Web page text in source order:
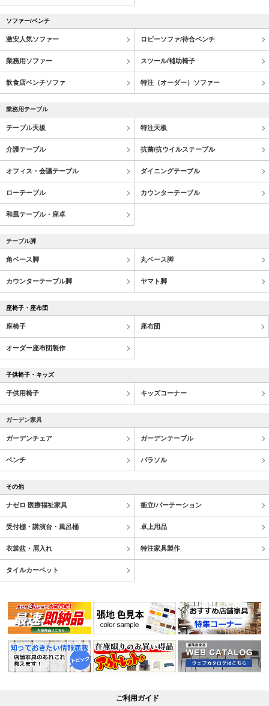
ソファー/ベンチ
激安人気ソファー ロビーソファ/待合ベンチ
業務用ソファー スツール/補助椅子
飲食店ベンチソファ 特注（オーダー）ソファー
業務用テーブル
テーブル天板 特注天板
介護テーブル 抗菌/抗ウイルステーブル
オフィス・会議テーブル ダイニングテーブル
ローテーブル カウンターテーブル
和風テーブル・座卓
テーブル脚
角ベース脚 丸ベース脚
カウンターテーブル脚 ヤマト脚
座椅子・座布団
座椅子 座布団
オーダー座布団製作
子供椅子・キッズ
子供用椅子 キッズコーナー
ガーデン家具
ガーデンチェア ガーデンテーブル
ベンチ パラソル
その他
ナゼロ 医療福祉家具 衝立/パーテーション
受付棚・講演台・風呂桶 卓上用品
衣裳盆・屑入れ 特注家具製作
タイルカーペット
ご利用ガイド